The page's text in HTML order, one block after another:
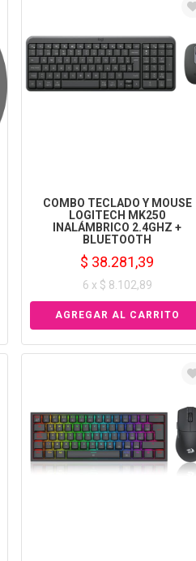
COMBO TECLADO Y MOUSE
LOGITECH MK250
INALÁMBRICO 2.4GHZ +
BLUETOOTH
$ 38.281,39
6 x $ 8.102,89